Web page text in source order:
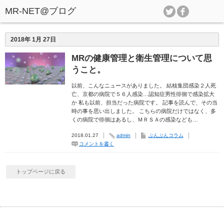
2018年 1月 27日
MRの健康管理と衛生管理について思
うこと。
以前、こんなニュースがありました。 結核集団感染２人死
亡、京都の病院で５６人感染…認知症男性徘徊で感染拡大
か 私も以前、担当だった病院です。 記事を読んで、その当
時の事を思い出しました。 こちらの病院だけではなく、多
くの病院で徘徊はあるし、ＭＲＳＡの感染なども…
2018.01.27 admin
ぶんぶんコラム
コメントを書く
トップページに戻る